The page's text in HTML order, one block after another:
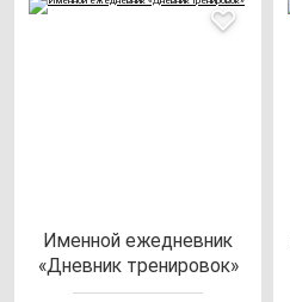
Имен­ной ежед­нев­ник
«Днев­ник тре­ни­ро­вок»